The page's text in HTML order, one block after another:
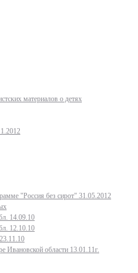
материалов о детях
"Россия без сирот" 31.05.2012
14.09.10
12.10.10
Ивановской области 13.01.11г.